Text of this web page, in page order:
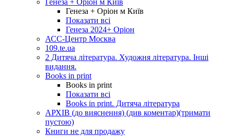
Генеза + Оріон м Київ
Генеза + Оріон м Київ
Показати всі
Генеза 2024+ Оріон
АСС-Центр Москва
109.te.ua
2 Дитяча література. Художня література. Інші
видання.
Books in print
Books in print
Показати всі
Books in print. Дитяча література
АРХІВ (до вияснення) (див коментар)(тримати
пустою)
Книги не для продажу